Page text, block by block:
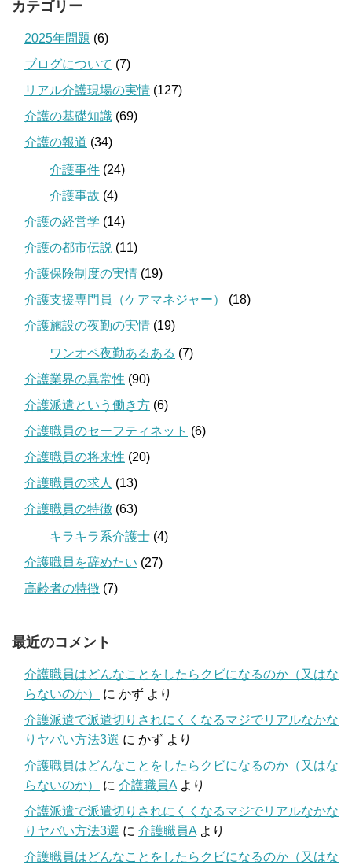
カテゴリー
2025年問題 (6)
ブログについて (7)
リアル介護現場の実情 (127)
介護の基礎知識 (69)
介護の報道 (34)
介護事件 (24)
介護事故 (4)
介護の経営学 (14)
介護の都市伝説 (11)
介護保険制度の実情 (19)
介護支援専門員（ケアマネジャー）
(18)
介護施設の夜勤の実情 (19)
ワンオペ夜勤あるある (7)
介護業界の異常性 (90)
介護派遣という働き方 (6)
介護職員のセーフティネット (6)
介護職員の将来性 (20)
介護職員の求人 (13)
介護職員の特徴 (63)
キラキラ系介護士 (4)
介護職員を辞めたい (27)
高齢者の特徴 (7)
最近のコメント
介護職員はどんなことをしたらクビになるのか（又はな
らないのか）
に かず より
介護派遣で派遣切りされにくくなるマジでリアルなかな
りヤバい方法3選 に かず より
介護職員はどんなことをしたらクビになるのか（又はな
らないのか）
に 介護職員A より
介護派遣で派遣切りされにくくなるマジでリアルなかな
りヤバい方法3選 に 介護職員A より
介護職員はどんなことをしたらクビになるのか（又はな